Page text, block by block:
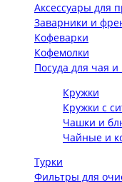
Аксессуары для
Заварники и
Кофеварки
Кофемолки
Посуда для чая и
Кружки
Кружки с
Чашки и
Чайные и
Турки
Фильтры для